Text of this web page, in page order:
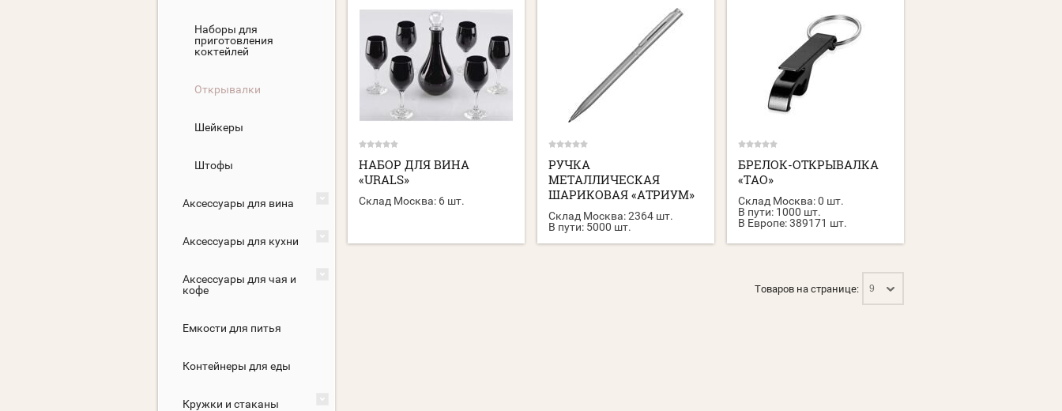
Наборы для
приготовления
коктейлей
Открывалки
Шейкеры
Штофы
Аксессуары для вина
Аксессуары для кухни
Аксессуары для чая и
кофе
Емкости для питья
Контейнеры для еды
Кружки и стаканы
НАБОР ДЛЯ ВИНА
«URALS»
Склад Москва: 6 шт.
РУЧКА
МЕТАЛЛИЧЕСКАЯ
ШАРИКОВАЯ «АТРИУМ»
Склад Москва:2364 шт.
В пути: 5000 шт.
БРЕЛОК-ОТКРЫВАЛКА
«TAO»
Склад Москва:0 шт.
В пути: 1000 шт.
В Европе:389171 шт.
Товаров на странице: 9